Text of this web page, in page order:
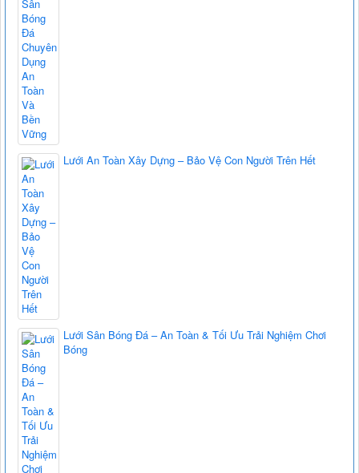
Lưới An Toàn Xây Dựng – Bảo Vệ Con Người Trên Hết
Lưới Sân Bóng Đá – An Toàn & Tối Ưu Trải Nghiệm Chơi
Bóng